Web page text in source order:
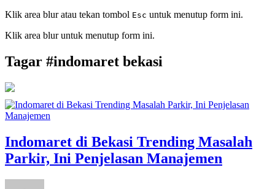
Klik area blur atau tekan tombol Esc untuk menutup form ini.
Klik area blur untuk menutup form ini.
Tagar #indomaret bekasi
Indomaret di Bekasi Trending Masalah
Parkir, Ini Penjelasan Manajemen